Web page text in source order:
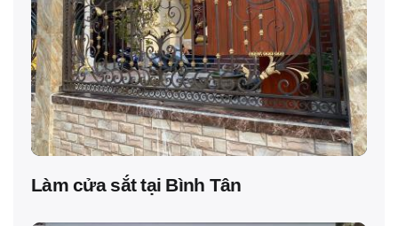
Làm cửa sắt tại Bình Tân